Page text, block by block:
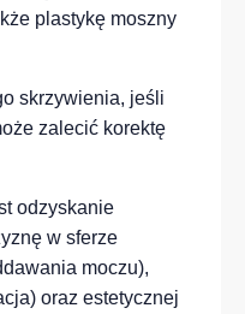
plastykę moszny
skrzywienia, jeśli
zalecić korektę
odzyskanie
w sferze
moczu),
oraz estetycznej